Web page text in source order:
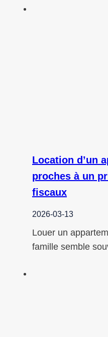
Location d’un
proches à un
fiscaux
2026-03-13
Louer un
famille semble